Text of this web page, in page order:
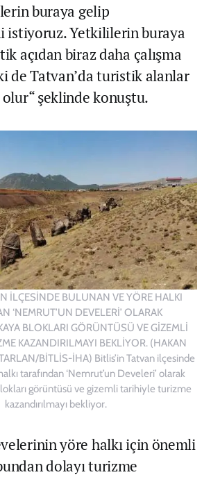
buraya gelip
istiyoruz. Yetkililerin buraya
açıdan biraz daha çalışma
de Tatvan’da turistik alanlar
şeklinde konuştu.
İLÇESİNDE BULUNAN VE YÖRE HALKI
‘NEMRUT’UN DEVELERİ’ OLARAK
BLOKLARI GÖRÜNTÜSÜ VE GİZEMLİ
KAZANDIRILMAYI BEKLİYOR. (HAKAN
BİTLİS-İHA) Bitlis’in Tatvan ilçesinde
tarafından ‘Nemrut’un Develeri’ olarak
görüntüsü ve gizemli tarihiyle turizme
kazandırılmayı bekliyor.
yöre halkı için önemli
dolayı turizme